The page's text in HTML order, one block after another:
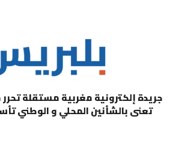
جريدة إلكترونية مغربية مستقلة تحرر
تعنى بالشأنين المحلي و الوطني